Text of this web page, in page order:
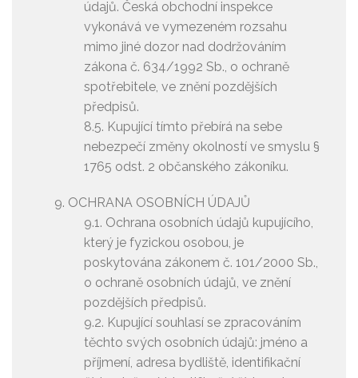
údajů. Česká obchodní inspekce
vykonává ve vymezeném rozsahu
mimo jiné dozor nad dodržováním
zákona č. 634/1992 Sb., o ochraně
spotřebitele, ve znění pozdějších
předpisů.
8.5. Kupující tímto přebírá na sebe
nebezpečí změny okolností ve smyslu §
1765 odst. 2 občanského zákoníku.
OCHRANA OSOBNÍCH ÚDAJŮ
9.1. Ochrana osobních údajů kupujícího,
který je fyzickou osobou, je
poskytována zákonem č. 101/2000 Sb.,
o ochraně osobních údajů, ve znění
pozdějších předpisů.
9.2. Kupující souhlasí se zpracováním
těchto svých osobních údajů: jméno a
příjmení, adresa bydliště, identifikační